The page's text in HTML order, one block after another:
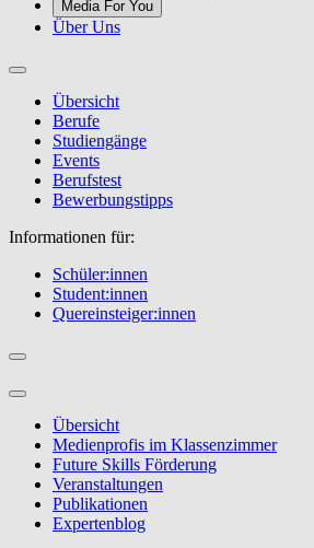
Media For You
Über Uns
Übersicht
Berufe
Studiengänge
Events
Berufstest
Bewerbungstipps
Informationen für:
Schüler:innen
Student:innen
Quereinsteiger:innen
Übersicht
Medienprofis im Klassenzimmer
Future Skills Förderung
Veranstaltungen
Publikationen
Expertenblog